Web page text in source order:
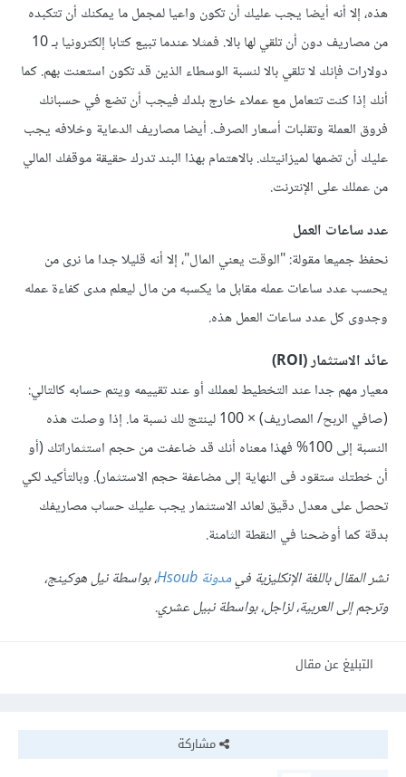
هذه، إلا أنه أيضا يجب عليك أن تكون واعيا لمجمل ما يمكنك أن تتكبده
من مصاريف دون أن تلقي لها بالا. فمثلا عندما تبيع كتابا إلكترونيا بـ 10
دولارات فإنك لا تلقي بالا لنسبة الوسطاء الذين قد تكون استعنت بهم. كما
أنك إذا كنت تتعامل مع عملاء خارج بلدك فيجب أن تضع في حسبانك
فروق العملة وتقلبات أسعار الصرف. أيضا مصاريف الدعاية وخلافه يجب
عليك أن تضمها لميزانيتك. بالاهتمام بهذا البند تدرك حقيقة موقفك المالي
من عملك على الإنترنت.
عدد ساعات العمل
نحفظ جميعا مقولة: "الوقت يعني المال"، إلا أنه قليلا جدا ما نرى من
يحسب عدد ساعات عمله مقابل ما يكسبه من مال ليعلم مدى كفاءة عمله
وجدوى كل عدد ساعات العمل هذه.
عائد الاستثمار (ROI)
معيار مهم جدا عند التخطيط لعملك أو عند تقييمه ويتم حسابه كالتالي:
(صافي الربح/ المصاريف) × 100 لينتج لك نسبة ما. إذا وصلت هذه
النسبة إلى 100% فهذا معناه أنك قد ضاعفت من حجم استثماراتك (أو
أن خطتك ستقود فى النهاية إلى مضاعفة حجم الاستثمار). وبالتأكيد لكي
تحصل على معدل دقيق لعائد الاستثمار يجب عليك حساب مصاريفك
بدقة كما أوضحنا في النقطة الثامنة.
نشر المقال باللغة الإنكليزية فيمدونة Hsoub
، بواسطة نيل هوكينج،
وترجم إلى العربية، لزاجل، بواسطة نبيل عشري.
التبليغ عن مقال
مشاركة